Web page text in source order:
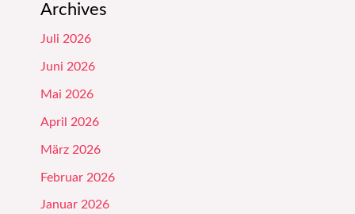
Archives
Juli 2026
Juni 2026
Mai 2026
April 2026
März 2026
Februar 2026
Januar 2026